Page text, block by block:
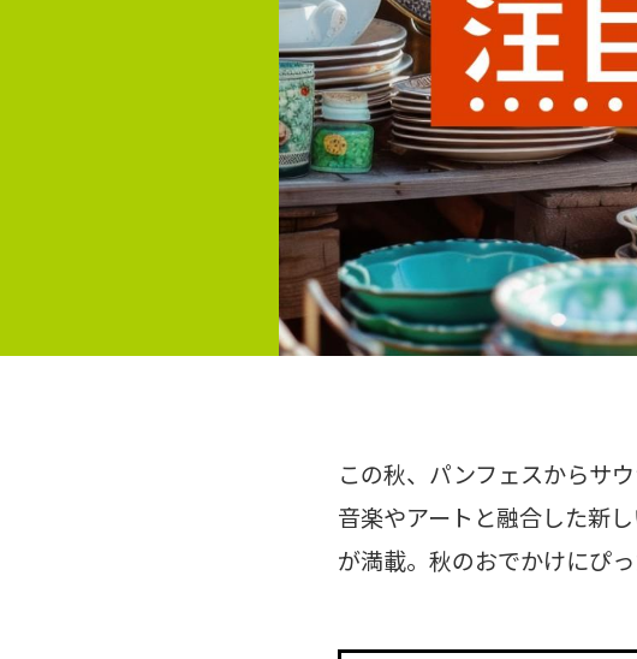
この秋、パンフェスからサ
音楽やアートと融合した新
が満載。秋のおでかけにぴ